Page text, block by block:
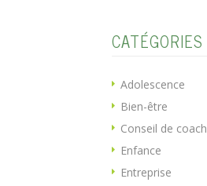
CATÉGORIES
Adolescence
Bien-être
Conseil de coach
Enfance
Entreprise